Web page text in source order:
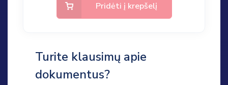
Pridėti į krepšelį
Turite klausimų apie
dokumentus?